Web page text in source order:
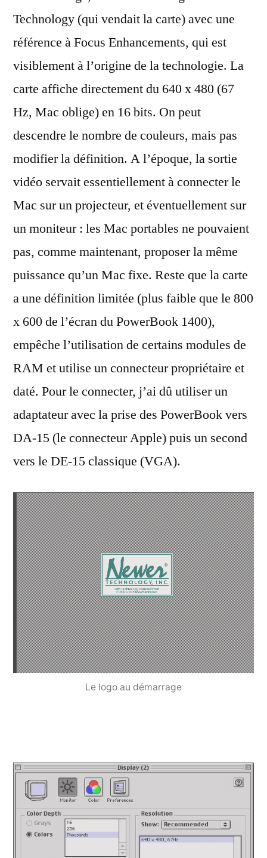
Technology (qui vendait la carte) avec une
référence à Focus Enhancements, qui est
visiblement à l’origine de la technologie. La
carte affiche directement du 640 x 480 (67
Hz, Mac oblige) en 16 bits. On peut
descendre le nombre de couleurs, mais pas
modifier la définition. A l’époque, la sortie
vidéo servait essentiellement à connecter le
Mac sur un projecteur, et éventuellement sur
un moniteur : les Mac portables ne pouvaient
pas, comme maintenant, proposer la même
puissance qu’un Mac fixe. Reste que la carte
a une définition limitée (plus faible que le 800
x 600 de l’écran du PowerBook 1400),
empêche l’utilisation de certains modules de
RAM et utilise un connecteur propriétaire et
daté. Pour le connecter, j’ai dû utiliser un
adaptateur avec la prise des PowerBook vers
DA-15 (le connecteur Apple) puis un second
vers le DE-15 classique (VGA).
Le logo au démarrage